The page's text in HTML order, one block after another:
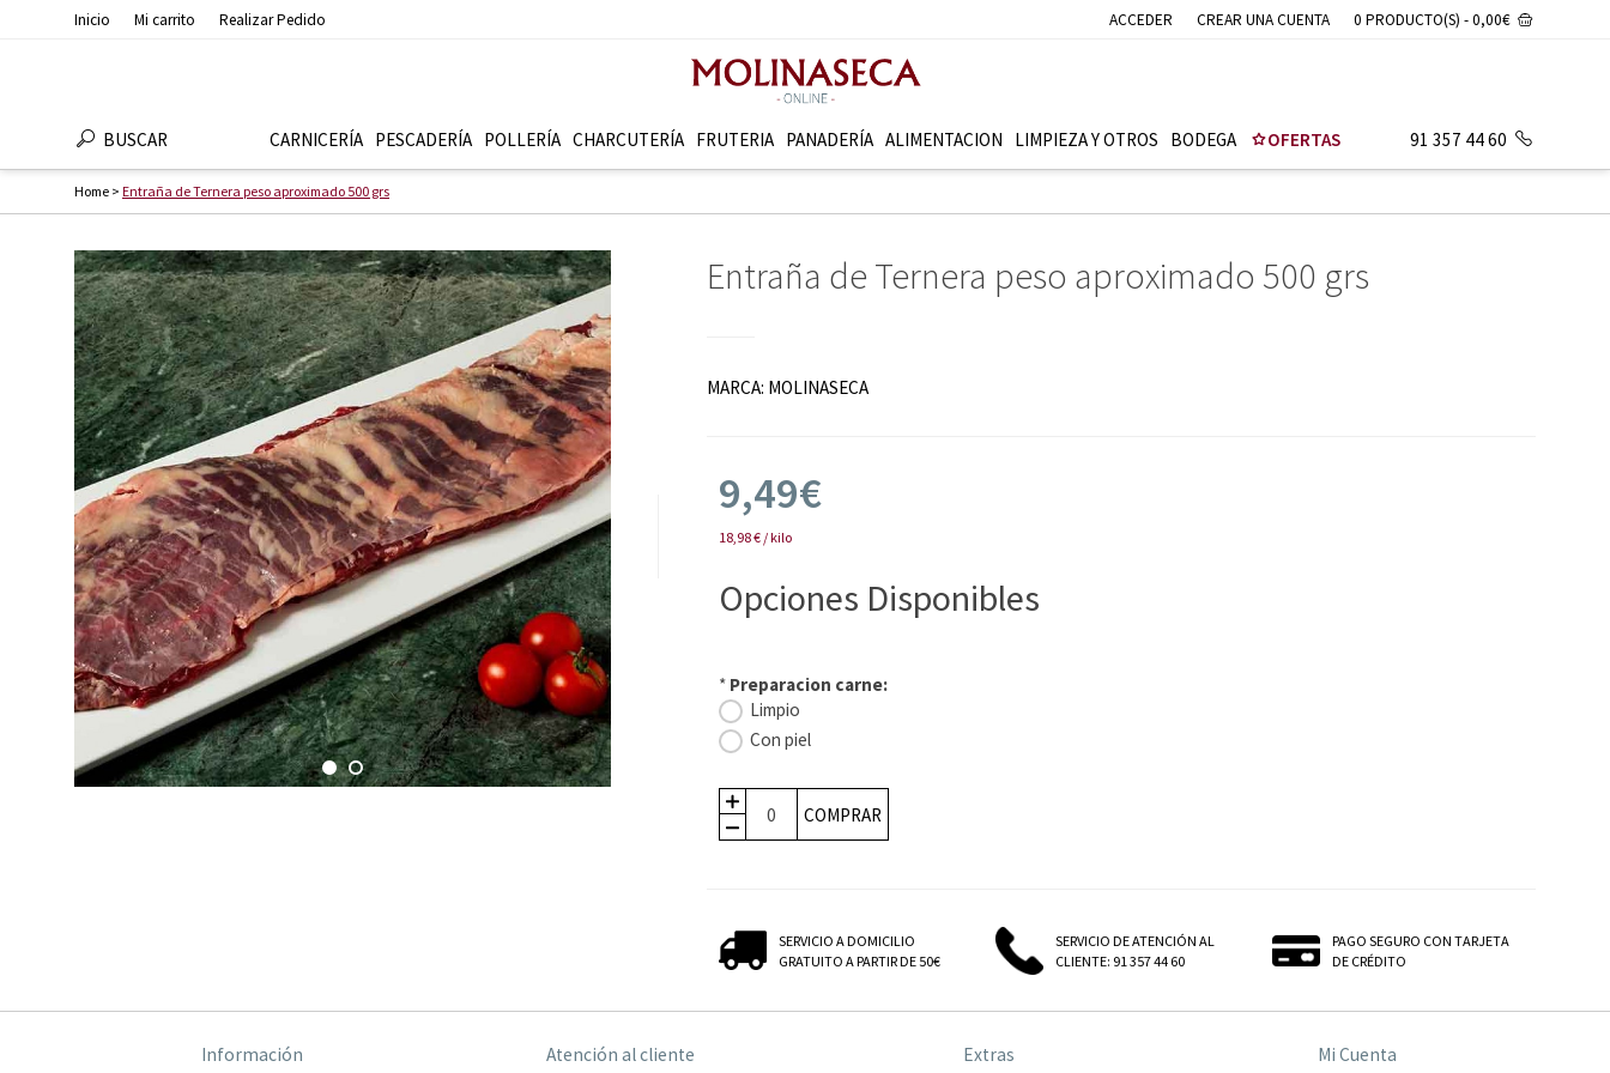
Inicio Mi carrito Realizar Pedido ACCEDER CREAR UNA CUENTA 0 PRODUCTO(S) - 0,00€
BUSCAR CARNICERÍA PESCADERÍ­A POLLERÍA CHARCUTERÍ­A FRUTERI­A PANADERÍ­A ALIMENTACION LIMPIEZA Y OTROS BODEGA OFERTAS 91 357 44 60
Home > Entraña de Ternera peso aproximado 500 grs
Entraña de Ternera peso aproximado 500 grs
MARCA: MOLINASECA
9,49€
18,98 € / kilo
Opciones Disponibles
* Preparacion carne:
Limpio
Con piel
COMPRAR
SERVICIO A DOMICILIO
GRATUITO A PARTIR DE 50€
SERVICIO DE ATENCIÓN AL
CLIENTE: 91 357 44 60
PAGO SEGURO CON TARJETA
DE CRÉDITO
Información Atención al cliente Extras Mi Cuenta